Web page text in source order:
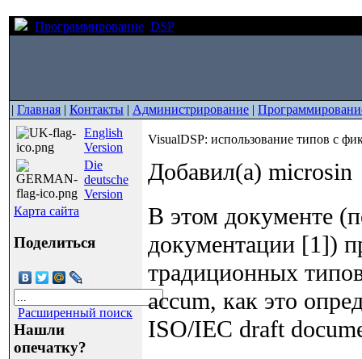
Программирование DSP
| Главная | Контакты | Администрирование |
English
Version
Die
deutsche
Version
Карта сайта
Поделиться
Расширенный поиск
Нашли
опечатку?
VisualDSP: использование типов с
Добавил(а) microsin
В этом документе
документации [1])
традиционных
accum, как это
ISO/IEC draft